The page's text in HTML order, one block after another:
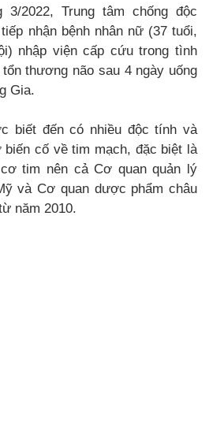
2022, Trung tâm chống độc
nhận bệnh nhân nữ (37 tuổi,
nhập viện cấp cứu trong tình
thương não sau 4 ngày uống
Gia.
biết đến có nhiều độc tính và
biến cố về tim mạch, đặc biệt là
tim nên cả Cơ quan quản lý
và Cơ quan dược phẩm châu
năm 2010.